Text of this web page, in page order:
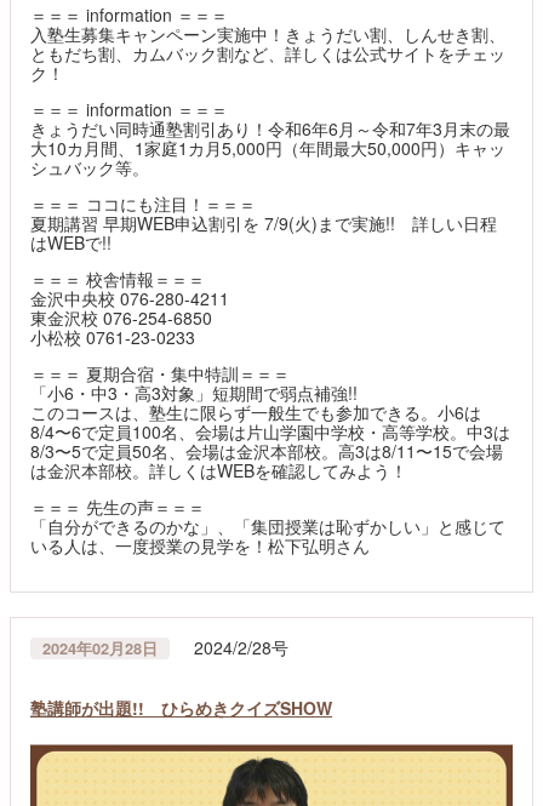
＝＝＝ information ＝＝＝
入塾生募集キャンペーン実施中！きょうだい割、しんせき割、
ともだち割、カムバック割など、詳しくは公式サイトをチェッ
ク！
＝＝＝ information ＝＝＝
きょうだい同時通塾割引あり！令和6年6月～令和7年3月末の最
大10カ月間、1家庭1カ月5,000円（年間最大50,000円）キャッ
シュバック等。
＝＝＝ ココにも注目！＝＝＝
夏期講習 早期WEB申込割引を 7/9(火)まで実施!! 詳しい日程
はWEBで!!
＝＝＝ 校舎情報＝＝＝
金沢中央校 076-280-4211
東金沢校 076-254-6850
小松校 0761-23-0233
＝＝＝ 夏期合宿・集中特訓＝＝＝
「小6・中3・高3対象」短期間で弱点補強!!
このコースは、塾生に限らず一般生でも参加できる。小6は
8/4〜6で定員100名、会場は片山学園中学校・高等学校。中3は
8/3〜5で定員50名、会場は金沢本部校。高3は8/11〜15で会場
は金沢本部校。詳しくはWEBを確認してみよう！
＝＝＝ 先生の声＝＝＝
「自分ができるのかな」、「集団授業は恥ずかしい」と感じて
いる人は、一度授業の見学を！松下弘明さん
2024年02月28日 2024/2/28号
塾講師が出題!! ひらめきクイズSHOW